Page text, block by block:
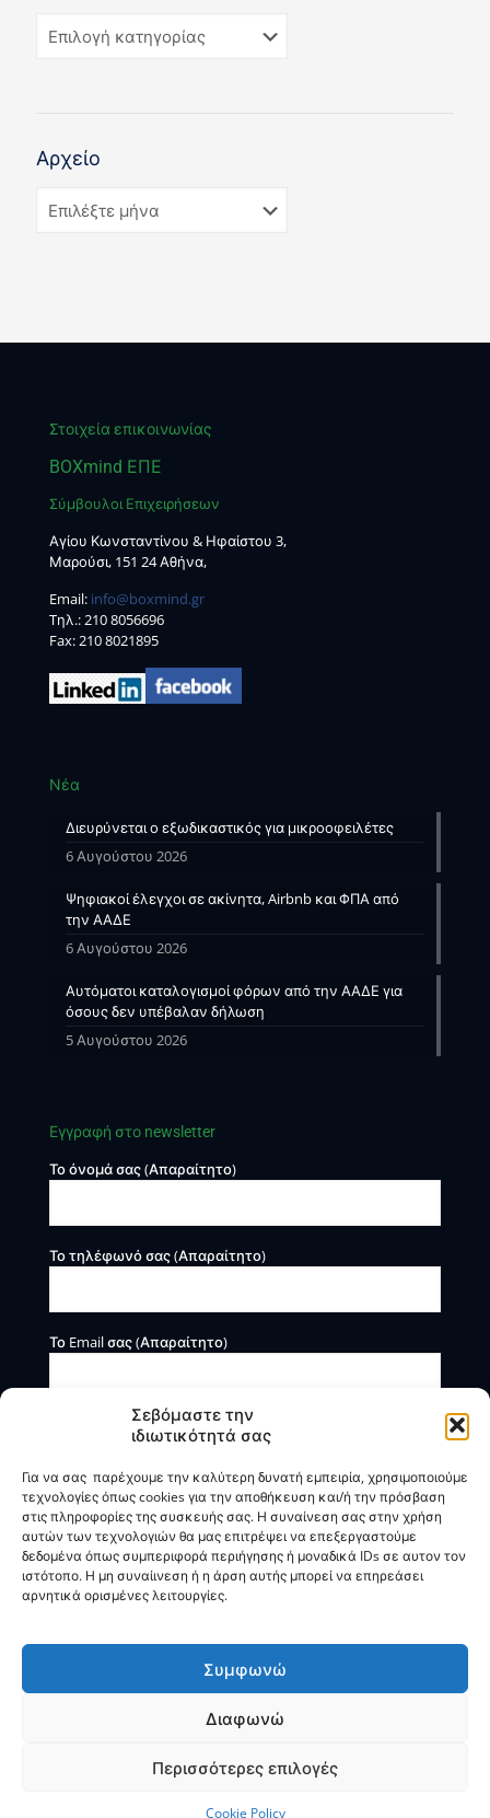
Σεβόμαστε την
ιδιωτικότητά σας
Για να σας παρέχουμε την καλύτερη δυνατή εμπειρία, χρησιμοποιούμε
τεχνολογίες όπως cookies για την αποθήκευση και/ή την πρόσβαση
στις πληροφορίες της συσκευής σας. Η συναίνεση σας στην χρήση
αυτών των τεχνολογιών θα μας επιτρέψει να επεξεργαστούμε
δεδομένα όπως συμπεριφορά περιήγησης ή μοναδικά IDs σε αυτον τον
ιστότοπο. Η μη συναίινεση ή η άρση αυτής μπορεί να επηρεάσει
αρνητικά ορισμένες λειτουργίες.
Συμφωνώ
Διαφωνώ
Περισσότερες επιλογές
Cookie Policy
Αρχείο
Στοιχεία επικοινωνίας
BOXmind ΕΠΕ
Σύμβουλοι Επιχειρήσεων
Αγίου Κωνσταντίνου & Ηφαίστου 3,
Μαρούσι, 151 24 Αθήνα,
Email: info@boxmind.gr
Tηλ.:210 8056696
Fax: 210 8021895
Νέα
Διευρύνεται ο εξωδικαστικός για μικροοφειλέτες
6 Αυγούστου 2026
Ψηφιακοί έλεγχοι σε ακίνητα, Airbnb και ΦΠΑ από
την ΑΑΔΕ
6 Αυγούστου 2026
Αυτόματοι καταλογισμοί φόρων από την ΑΑΔΕ για
όσους δεν υπέβαλαν δήλωση
5 Αυγούστου 2026
Εγγραφή στο newsletter
Το όνομά σας (Απαραίτητο)
Το τηλέφωνό σας (Απαραίτητο)
Το Email σας (Απαραίτητο)
Η BOXmind παρέχει πληροφοριακές και συμβουλευτικές
υπηρεσίες. Δεν προσφέρει υπηρεσίες ρύθμισης ή
διαγραφής οφειλών.
byVNG